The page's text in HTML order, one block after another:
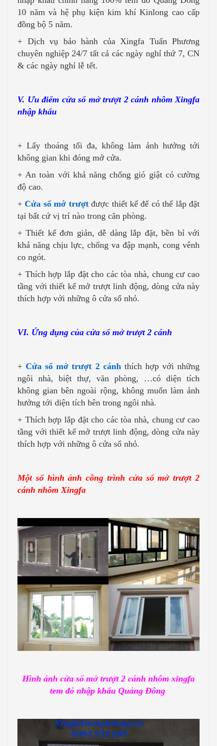
10 năm và hệ phụ kiện kim khí Kinlong cao cấp
đồng bộ 5 năm.
+ Dịch vụ bảo hành của Xingfa Tuấn Phương
chuyên nghiệp 24/7 tất cả các ngày nghỉ thứ 7, CN
& các ngày nghỉ lễ tết.
V. Ưu điểm cửa sổ mở trượt 2 cánh nhôm Xingfa
nhập khẩu
+ Lấy thoáng tối đa, không làm ảnh hưởng tới
không gian khi đóng mở cửa.
+ An toàn với khả năng chống gió giật có cường
độ cao.
+ Cửa sổ mở trượtđược thiết kế để có thể lắp đặt
tại bất cứ vị trí nào trong căn phòng.
+ Thiết kế đơn giản, dễ dàng lắp đặt, bền bỉ với
khả năng chịu lực, chống va đập mạnh, cong vênh
co ngót.
+ Thích hợp lắp đặt cho các tòa nhà, chung cư cao
tầng với thiết kế mở trượt linh động, dòng cửa này
thích hợp với những ô cửa sổ nhỏ.
VI. Ứng dụng của cửa sổ mở trượt 2 cánh
+ Cửa sổ mở trượt 2 cánh thích hợp với những
ngôi nhà, biệt thự, văn phòng, …có diện tích
không gian bên ngoài rộng, không muốn làm ảnh
hưởng tới diện tích bên trong ngôi nhà.
+ Thích hợp lắp đặt cho các tòa nhà, chung cư cao
tầng với thiết kế mở trượt linh động, dòng cửa này
thích hợp với những ô cửa sổ nhỏ.
Một số hình ảnh công trình cửa sổ mở trượt 2
cánh nhôm Xingfa
Hình ảnh cửa sổ mở trượt 2 cánh nhôm xingfa
tem đỏ nhập khẩu Quảng Đông